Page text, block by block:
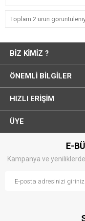
Toplam 2 ürün
BIZ KIMIZ ?
ÖNEMLI BILGILER
HIZLI ERIŞIM
ÜYE
E-
Kampanya ve